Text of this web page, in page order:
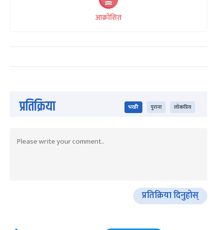
आक्रोशित
प्रतिक्रिया भर्खरै पुराना लोकप्रिय
प्रतिक्रिया दिनुहोस्